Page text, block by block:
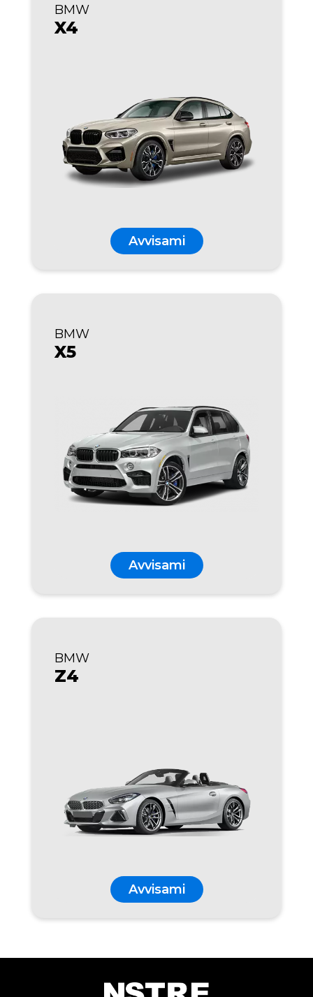
BMW
X4
Avvisami
BMW
X5
Avvisami
BMW
Z4
Avvisami